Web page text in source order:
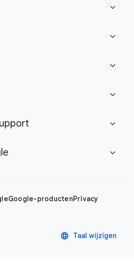
expand_more
expand_more
expand_more
expand_more
expand_more
expand_more
Google-productenPrivacy
language Taal wijzigen